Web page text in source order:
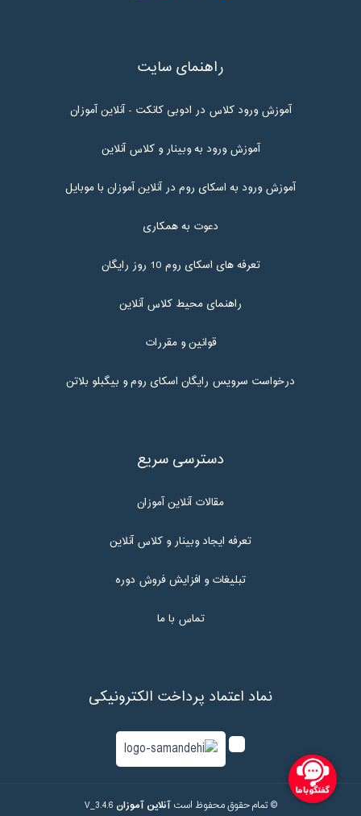
راهنمای سایت
آموزش ورود کلاس در ادوبی کانکت - آنلاین آموزان
آموزش ورود به وبینار و کلاس آنلاین
آموزش ورود به اسکای روم در آنلاین آموزان با موبایل
دعوت به همکاری
تعرفه های اسکای روم 10 روز رایگان
راهنمای محیط کلاس آنلاین
قوانین و مقررات
درخواست سرویس رایگان اسکای روم و بیگبلو بلاتن
دسترسی سریع
مقالات آنلاین آموزان
تعرفه ایجاد وبینار و کلاس آنلاین
تبلیغات و افزایش فروش دوره
تماس با ما
نماد اعتماد پرداخت الکترونیکی
© تمام حقوق محفوظ استآنلاین آموزان